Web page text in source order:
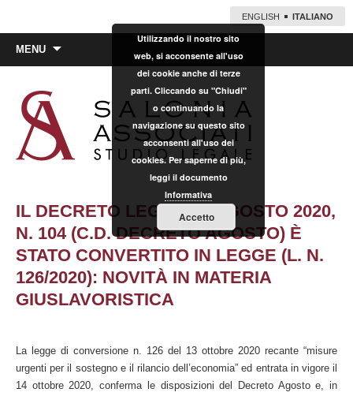
ENGLISH ITALIANO
MENU
IL DECRETO LEGGE 14 AGOSTO 2020,
N. 104 (C.D. DECRETO AGOSTO) È
STATO CONVERTITO IN LEGGE (L. N.
126/2020): NOVITÀ IN MATERIA
GIUSLAVORISTICA
La legge di conversione n. 126 del 13 ottobre 2020 recante “misure
urgenti per il sostegno e il rilancio dell’economia” ed entrata in vigore il
14 ottobre 2020, conferma le disposizioni del Decreto Agosto e, in
Utilizzando il nostro sito
web, si acconsente all'uso
dei cookie anche di terze
parti. Cliccando su "Chiudi"
o continuando la
navigazione su questo sito
acconsenti all'uso dei
cookies. Per saperne di più,
leggi il documento
Informativa
Accetto